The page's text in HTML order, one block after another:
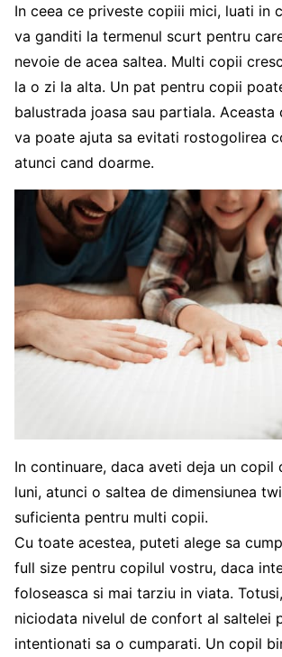
In ceea ce priveste copiii mici, luati in
va ganditi la termenul scurt pentru
nevoie de acea saltea. Multi copii
la o zi la alta. Un pat pentru copii
balustrada joasa sau partiala. Aceasta
va poate ajuta sa evitati rostogolirea
atunci cand doarme.
In continuare, daca aveti deja un copil
luni, atunci o saltea de dimensiunea
suficienta pentru multi copii.
Cu toate acestea, puteti alege sa
full size pentru copilul vostru, daca
foloseasca si mai tarziu in viata.
niciodata nivelul de confort al saltelei
intentionati sa o cumparati. Un copil